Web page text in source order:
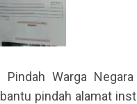
Warga
pindah alamat